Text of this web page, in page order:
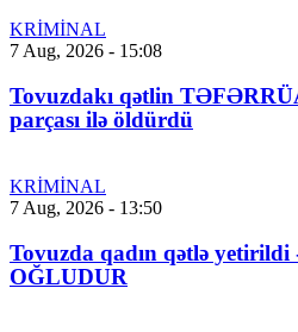
KRİMİNAL
7 Aug, 2026 - 15:08
Tovuzdakı qətlin
parçası ilə öldürdü
KRİMİNAL
7 Aug, 2026 - 13:50
Tovuzda qadın qətlə
OĞLUDUR